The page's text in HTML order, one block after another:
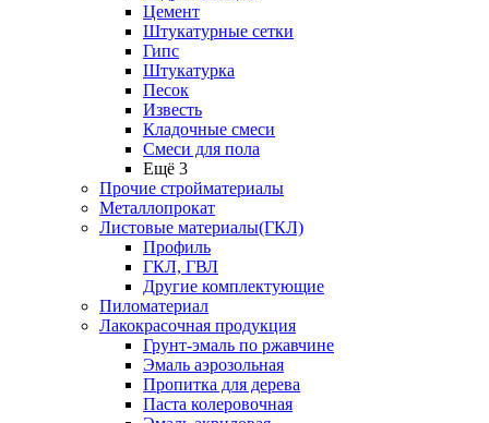
Цемент
Штукатурные сетки
Гипс
Штукатурка
Песок
Известь
Кладочные смеси
Смеси для пола
Ещё 3
Прочие стройматериалы
Металлопрокат
Листовые материалы(ГКЛ)
Профиль
ГКЛ, ГВЛ
Другие комплектующие
Пиломатериал
Лакокрасочная продукция
Грунт-эмаль по ржавчине
Эмаль аэрозольная
Пропитка для дерева
Паста колеровочная